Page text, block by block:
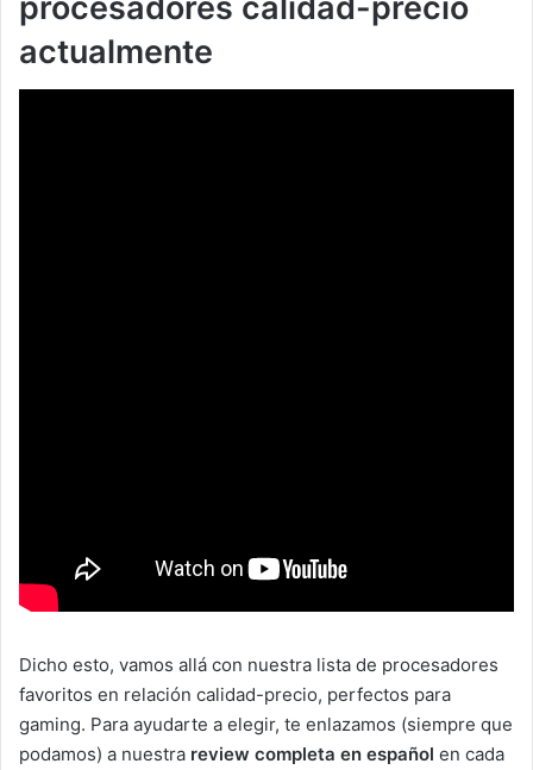
actualmente
Dicho esto, vamos allá con nuestra lista de procesadores
favoritos en relación calidad-precio, perfectos para
gaming. Para ayudarte a elegir, te enlazamos (siempre que
podamos) a nuestra review completa en español en cada